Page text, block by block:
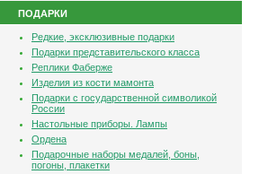
ПОДАРКИ
Редкие, эксклюзивные подарки
Подарки представительского класса
Реплики Фаберже
Изделия из кости мамонта
Подарки с государственной символикой
России
Настольные приборы. Лампы
Ордена
Подарочные наборы медалей, боны,
погоны, плакетки